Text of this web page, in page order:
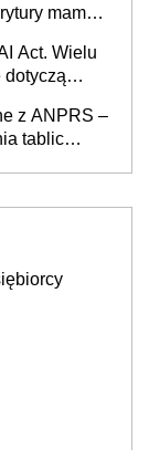
mamy
Act. Wielu
dotyczą
z ANPRS –
tablic